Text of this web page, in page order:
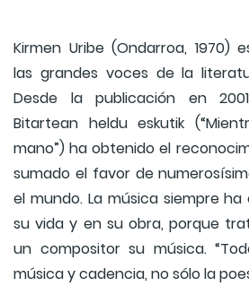
Kirmen Uribe (Ondarroa, 1970)
las grandes voces de la
Desde la publicación en
Bitartean heldu eskutik
mano”) ha obtenido el
sumado el favor de
el mundo. La música siempre
su vida y en su obra, porque
un compositor su música.
música y cadencia, no sólo la